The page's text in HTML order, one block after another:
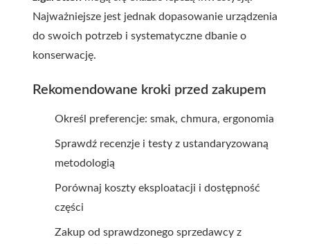
Najważniejsze jest jednak dopasowanie urządzenia
do swoich potrzeb i systematyczne dbanie o
konserwację.
Rekomendowane kroki przed zakupem
Określ preferencje: smak, chmura, ergonomia
Sprawdź recenzje i testy z ustandaryzowaną
metodologią
Porównaj koszty eksploatacji i dostępność
części
Zakup od sprawdzonego sprzedawcy z